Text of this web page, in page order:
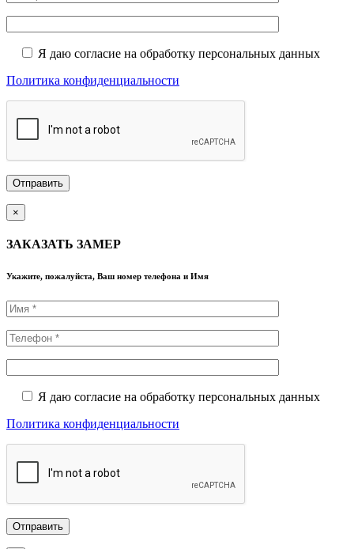
Я даю согласие на обработку персональных данных
Политика конфиденциальности
×
ЗАКАЗАТЬ ЗАМЕР
Укажите, пожалуйста, Ваш номер телефона и Имя
Я даю согласие на обработку персональных данных
Политика конфиденциальности